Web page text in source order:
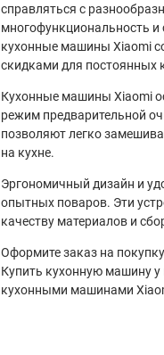
справляться с
многофункциональность
кухонные машины Xiaomi
скидками для постоянных
Кухонные машины Xiaomi
режим предварительной
позволяют легко
на кухне.
Эргономичный дизайн и
опытных поваров. Эти
качеству материалов и
Оформите заказ на
Купить кухонную машину у
кухонными машинами